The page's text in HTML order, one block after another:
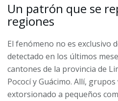
Un patrón que se
regiones
El fenómeno no es exclusivo
detectado en los últimos
cantones de la provincia de
Pococí y Guácimo. Allí,
extorsionado a pequeños